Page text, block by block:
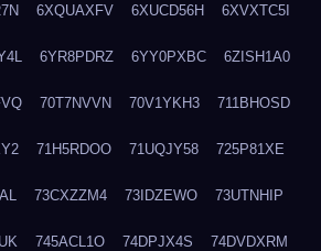
6XQUAXFV 6XUCD56H 6XVXTC5I
6YR8PDRZ 6YY0PXBC 6ZISH1A0
70T7NVVN 70V1YKH3 711BHOSD
71H5RDOO 71UQJY58 725P81XE
73CXZZM4 73IDZEWO 73UTNHIP
745ACL1O 74DPJX4S 74DVDXRM